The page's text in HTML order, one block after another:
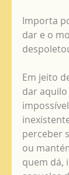
Importa
dar e o
Em jeito
dar aquilo
perceber
ou
quem dá,